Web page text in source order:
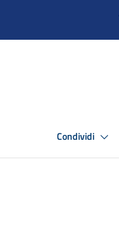
Condividi